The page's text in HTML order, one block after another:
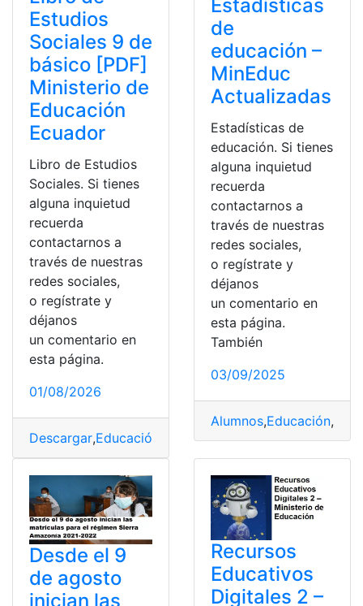
Estudios
Sociales 9 de
básico [PDF]
Ministerio de
Educación
Ecuador
Libro de Estudios
Sociales. Si tienes
alguna inquietud
recuerda
contactarnos a
través de nuestras
redes sociales,
o regístrate y
déjanos
un comentario en
esta página.
01/08/2026
Descargar,Educación Educación en casa,Estudiantes
Estadísticas
de
educación –
MinEduc
Actualizadas
Estadísticas de
educación. Si tienes
alguna inquietud
recuerda
contactarnos a
través de nuestras
redes sociales,
o regístrate y
déjanos
un comentario en
esta página.
También
03/09/2025
Alumnos,Educación,
Desde el 9
de agosto
inician las
Recursos
Educativos
Digitales 2 –